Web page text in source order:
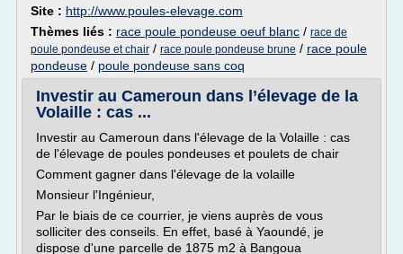
Site : http://www.poules-elevage.com
Thèmes liés : race poule pondeuse oeuf blanc / race de
poule pondeuse et chair / race poule pondeuse brune / race poule
pondeuse / poule pondeuse sans coq
Investir au Cameroun dans l’élevage de la
Volaille : cas ...
Investir au Cameroun dans l'élevage de la Volaille : cas
de l'élevage de poules pondeuses et poulets de chair
Comment gagner dans l'élevage de la volaille
Monsieur l'Ingénieur,
Par le biais de ce courrier, je viens auprès de vous
solliciter des conseils. En effet, basé à Yaoundé, je
dispose d'une parcelle de 1875 m2 à Bangoua